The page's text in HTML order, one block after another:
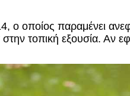
ο οποίος παραμένει
στην τοπική εξουσία.